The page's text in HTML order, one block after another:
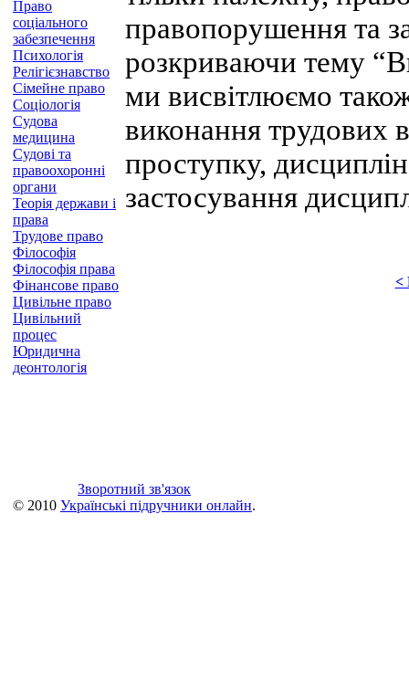
Право
соціального
забезпечення
Психологія
Релігієзнавство
Сімейне право
Соціологія
Судова
медицина
Судові та
правоохоронні
органи
Теорія держави і
права
Трудове право
Філософія
Філософія права
Фінансове право
Цивільне право
Цивільний
процес
Юридична
деонтологія
правопорушення та
розкриваючи тему
ми висвітлюємо
виконання трудових
проступку,
застосування
<
Зворотний зв'язок
© 2010 Українські підручники онлайн.